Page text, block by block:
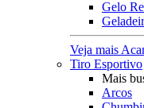
Gelo
Veja mais
Tiro Esportivo
Mais
Arcos